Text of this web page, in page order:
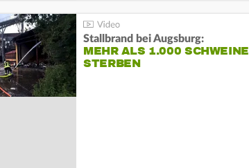
Stallbrand bei Augsburg:
MEHR ALS 1.000 SCHWEINE
STERBEN